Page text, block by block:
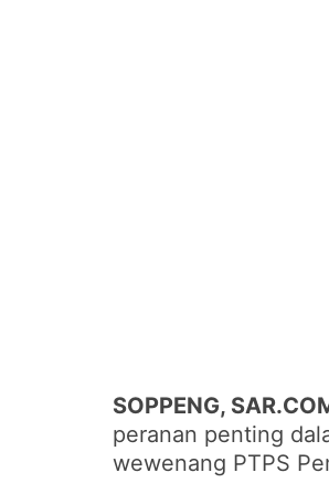
SOPPENG,
peranan penting
wewenang PTPS